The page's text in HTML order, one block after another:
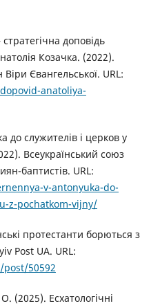
доповідь
Козачка. (2022).
Євангельської. URL:
anatoliya-
до служителів і церков у
Всеукраїнський союз
баптистів. URL:
v-antonyuka-do-
z-pochatkom-vijny/
протестанти борються з
Post UA. URL:
50592
(2025). Есхатологічні